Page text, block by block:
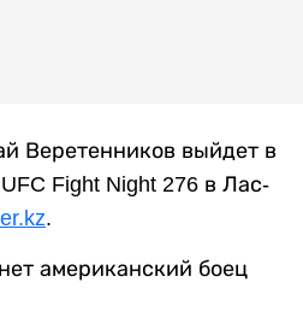
Веретенников выйдет в
Fight Night 276 в Лас-
.
американский боец